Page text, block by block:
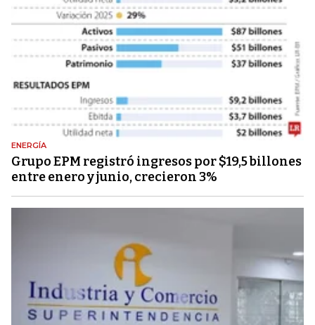
ENERGÍA
Grupo EPM registró ingresos por $19,5 billones
entre enero y junio, crecieron 3%